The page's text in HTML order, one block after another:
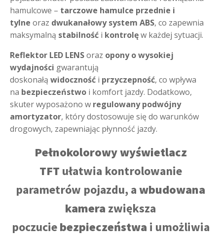
hamulcowe – tarczowe hamulce przednie i
tylne oraz dwukanałowy system ABS, co zapewnia
maksymalną stabilność i kontrolęw każdej sytuacji.
Reflektor LED LENSoraz opony o wysokiej
wydajności gwarantują
doskonałą widoczność i przyczepność, co wpływa
na bezpieczeństwo i komfort jazdy. Dodatkowo,
skuter wyposażono w regulowany podwójny
amortyzator, który dostosowuje się do warunków
drogowych, zapewniając płynność jazdy.
Pełnokolorowy wyświetlacz
TFT ułatwia kontrolowanie
parametrów pojazdu, awbudowana
kamera zwiększa
poczuciebezpieczeństwa i umożliwia